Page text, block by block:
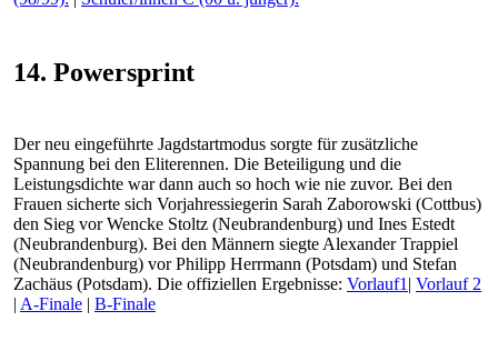
14. Powersprint
Der neu eingeführte Jagdstartmodus sorgte für zusätzliche
Spannung bei den Eliterennen. Die Beteiligung und die
Leistungsdichte war dann auch so hoch wie nie zuvor. Bei den
Frauen sicherte sich Vorjahressiegerin Sarah Zaborowski (Cottbus)
den Sieg vor Wencke Stoltz (Neubrandenburg) und Ines Estedt
(Neubrandenburg). Bei den Männern siegte Alexander Trappiel
(Neubrandenburg) vor Philipp Herrmann (Potsdam) und Stefan
Zachäus (Potsdam). Die offiziellen Ergebnisse: Vorlauf1 | Vorlauf 2
| A-Finale | B-Finale